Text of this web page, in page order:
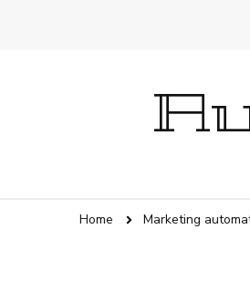
Home Marketing